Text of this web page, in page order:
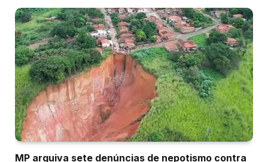
MP arquiva sete denúncias de nepotismo contra